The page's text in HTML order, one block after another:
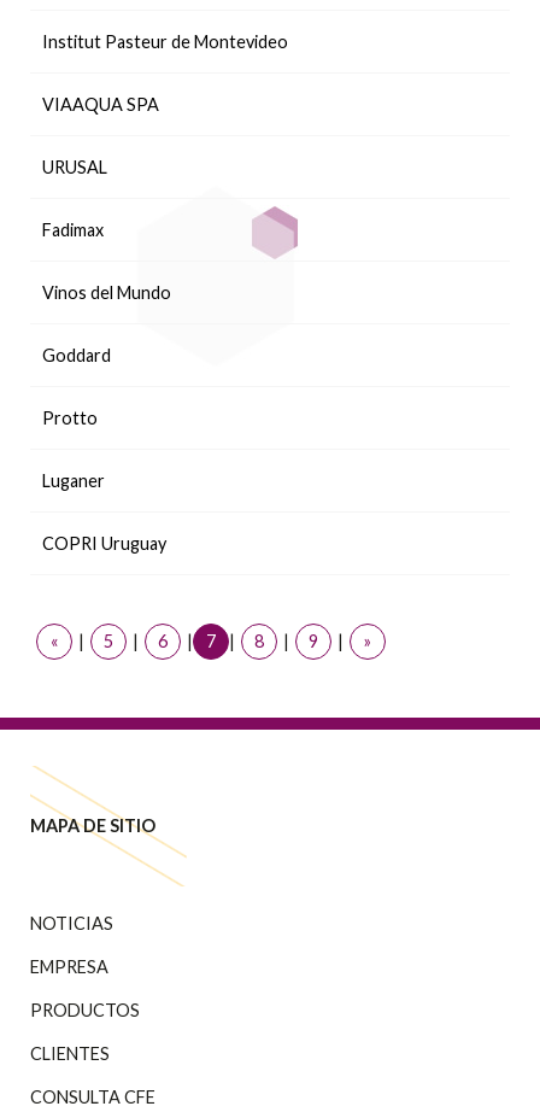
Institut Pasteur de Montevideo
VIAAQUA SPA
URUSAL
Fadimax
Vinos del Mundo
Goddard
Protto
Luganer
COPRI Uruguay
« | 5 | 6 | 7 | 8 | 9 | »
MAPA DE SITIO
NOTICIAS
EMPRESA
PRODUCTOS
CLIENTES
CONSULTA CFE